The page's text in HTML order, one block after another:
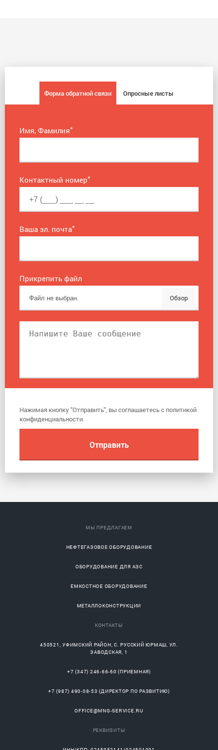
Форма обратной связи Опросные листы
Имя, Фамилия*
Контактный номер*
Ваша эл. почта*
Прикрепить файл
Обзор
Нажимая кнопку "Отправить", вы соглашаетесь с политикой
конфиденциальности.
МЫ ПРЕДЛАГАЕМ
НЕФТЕГАЗОВОЕ ОБОРУДОВАНИЕ
ОБОРУДОВАНИЕ ДЛЯ АЗС
ЕМКОСТНОЕ ОБОРУДОВАНИЕ
МЕТАЛЛОКОНСТРУКЦИИ
КОНТАКТЫ
450521 ,УФИМСКИЙ РАЙОН, С.РУССКИЙ ЮРМАШ, УЛ.
ЗАВОДСКАЯ, 1
+7 (347) 246-66-60 (ПРИЕМНАЯ)
+7 (987) 490-08-53 (ДИРЕКТОР ПО РАЗВИТИЮ)
OFFICE@MNG-SERVICE.RU
РЕКВИЗИТЫ